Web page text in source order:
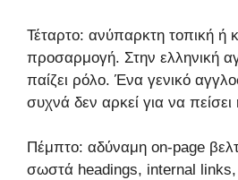
Τέταρτο: ανύπαρκτη τοπική ή
προσαρμογή. Στην ελληνική
παίζει ρόλο. Ένα γενικό
συχνά δεν αρκεί για να πείσει
Πέμπτο: αδύναμη on-page
σωστά headings, internal